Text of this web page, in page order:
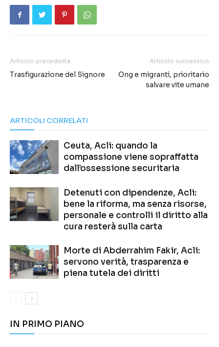
Articolo precedente
Trasfigurazione del Signore
Articolo successivo
Ong e migranti, prioritario
salvare vite umane
ARTICOLI CORRELATI
Ceuta, Acli: quando la
compassione viene sopraffatta
dall’ossessione securitaria
Detenuti con dipendenze, Acli:
bene la riforma, ma senza risorse,
personale e controlli il diritto alla
cura resterà sulla carta
Morte di Abderrahim Fakir, Acli:
servono verità, trasparenza e
piena tutela dei diritti
IN PRIMO PIANO